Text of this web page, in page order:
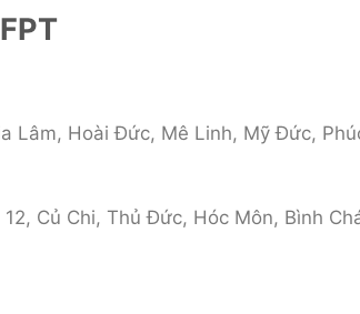
Lâm, Hoài Đức, Mê Linh, Mỹ Đức,
Củ Chi, Thủ Đức, Hóc Môn, Bình